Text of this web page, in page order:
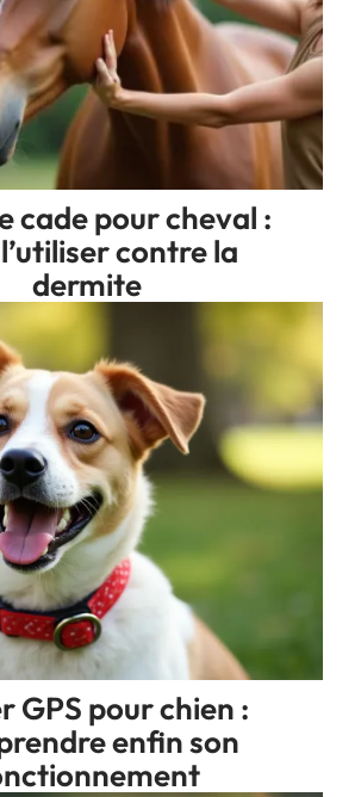
cade pour cheval :
contre la
dermite
GPS pour chien :
enfin son